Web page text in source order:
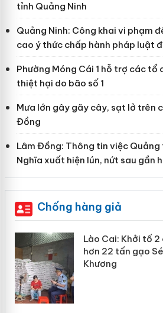
tỉnh Quảng Ninh
Quảng Ninh: Công khai vi phạm
cao ý thức chấp hành pháp luật
Phường Móng Cái 1 hỗ trợ các tổ
thiệt hại do bão số 1
Mưa lớn gây gãy cây, sạt lở trên
Đồng
Lâm Đồng: Thông tin việc
Nghĩa xuất hiện lún, nứt sau gần
Chống hàng giả
Lào Cai: Khởi tố
hơn 22 tấn gạo
Khương